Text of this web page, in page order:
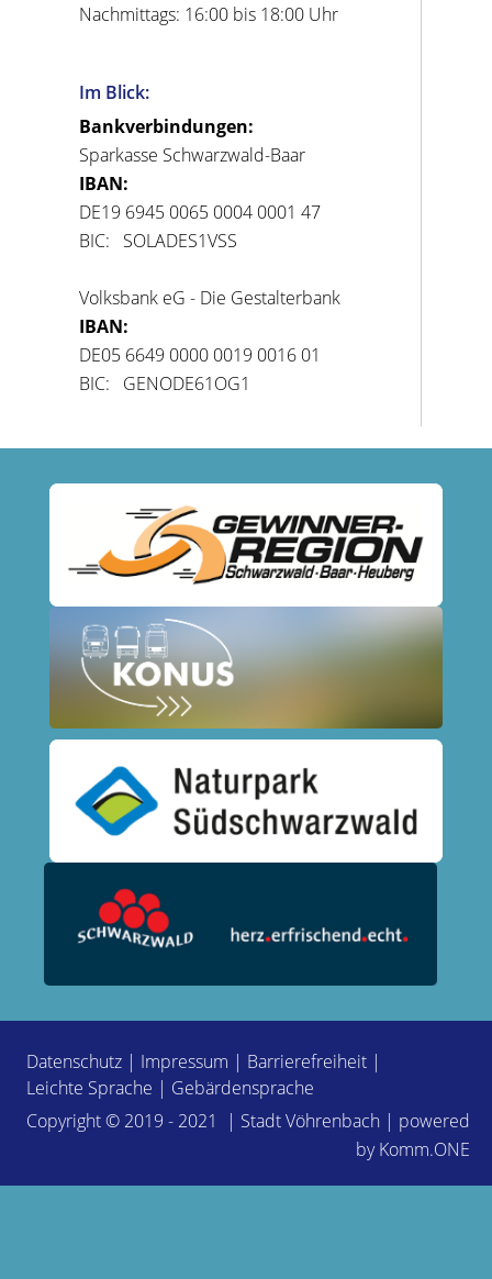
Nachmittags: 16:00 bis 18:00 Uhr
Im Blick:
Bankverbindungen:
Sparkasse Schwarzwald-Baar
IBAN:
DE19 6945 0065 0004 0001 47
BIC: SOLADES1VSS
Volksbank eG - Die Gestalterbank
IBAN:
DE05 6649 0000 0019 0016 01
BIC: GENODE61OG1
Datenschutz | Impressum | Barrierefreiheit |
Leichte Sprache | Gebärdensprache
Copyright © 2019 - 2021 | Stadt Vöhrenbach | powered
byKomm.ONE